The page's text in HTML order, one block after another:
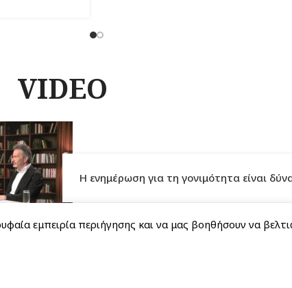
VIDEO
Η ενημέρωση για τη γονιμότητα είναι
εμπειρία περιήγησης και να μας βοηθήσουν να